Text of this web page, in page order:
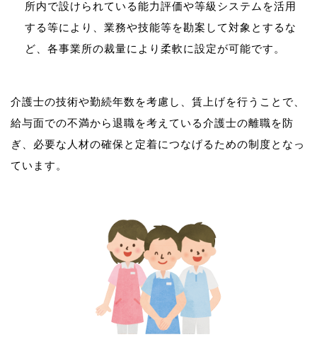
所内で設けられている能力評価や等級システムを活用
する等により、業務や技能等を勘案して対象とするな
ど、各事業所の裁量により柔軟に設定が可能です。
介護士の技術や勤続年数を考慮し、賃上げを行うことで、
給与面での不満から退職を考えている介護士の離職を防
ぎ、必要な人材の確保と定着につなげるための制度となっ
ています。